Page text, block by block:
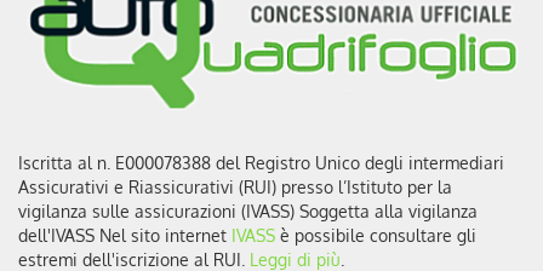
Motore
1.499cc / 96kW
Listino
33.759 €
PREVENTIVO
Mobile
cambio
Sequenziale
alimentazione
diesel
Motore
1.499cc / 96kW
Listino
34.247 €
Iscritta al n. E000078388 del Registro Unico degli intermediari
Assicurativi e Riassicurativi (RUI) presso l’Istituto per la
vigilanza sulle assicurazioni (IVASS) Soggetta alla vigilanza
dell'IVASS Nel sito internet IVASS è possibile consultare gli
estremi dell'iscrizione al RUI. Leggi di più